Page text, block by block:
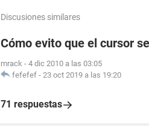
Discusiones similares
Cómo evito que el cursor
mrack - 4 dic 2010 a las 03:05
fefefef - 23 oct 2019 a las 19:20
71 respuestas